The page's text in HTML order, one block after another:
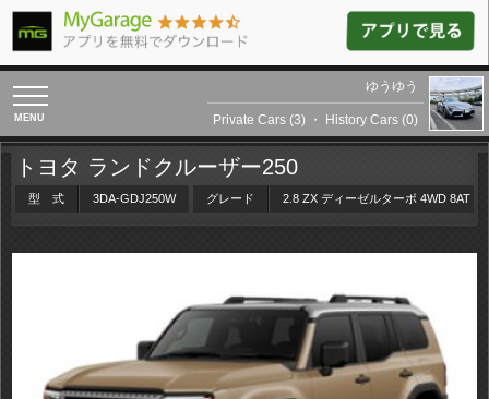
toggle
navigation
ゆうゆう
Private Cars (3) ・ History Cars (0)
トヨタ ランドクルーザー250
型 式 3DA-GDJ250W グレード 2.8 ZX ディーゼルターボ 4WD 8AT